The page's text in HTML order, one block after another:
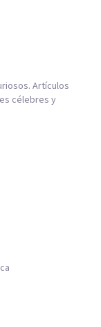
Artículos
célebres y